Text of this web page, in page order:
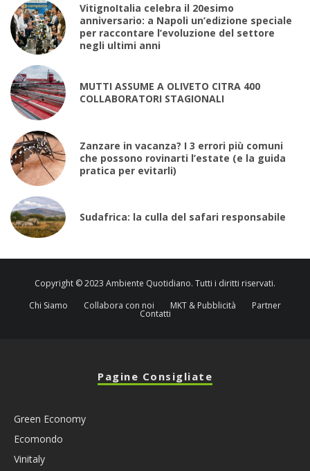
VitignoItalia celebra il 20esimo
anniversario: a Napoli un’edizione speciale
per raccontare l’evoluzione del settore
negli ultimi anni
MUTTI ASSUME A OLIVETO CITRA 400
COLLABORATORI STAGIONALI
Zanzare in vacanza? I 3 errori più comuni
che possono rovinarti l’estate (e la guida
pratica per evitarli)
Sudafrica: la culla del safari responsabile
Copyright © 2023 Ambiente Quotidiano. Tutti i diritti riservati.
Chi Siamo
Collabora con noi MKT & Pubblicità Partner
Contatti
Pagine Consigliate
Green Economy
Ecomondo
Vinitaly